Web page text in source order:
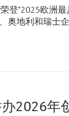
登“2025欧洲
奥地利和瑞士
2026年